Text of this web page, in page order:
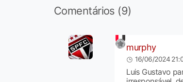
Comentários (9)
murphy
16/06/2024
Luis Gustavo